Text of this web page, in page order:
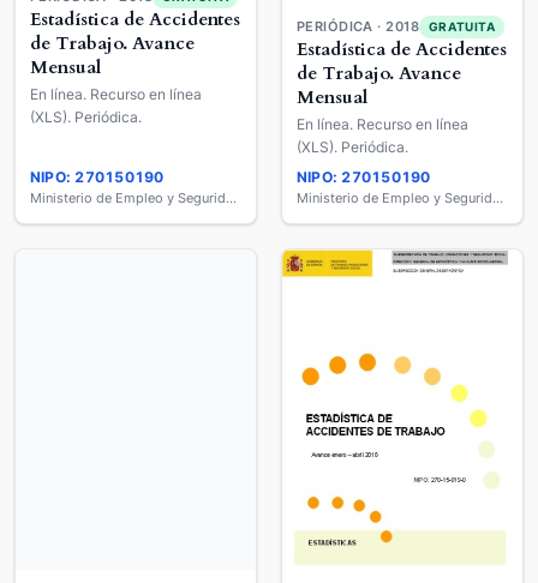
PERIÓDICA · 2018 GRATUITA
Estadística de Accidentes
de Trabajo. Avance
Mensual
En línea. Recurso en línea
NIPO: 270150190
Ministerio de Empleo y Seguridad Social
PERIÓDICA · 2018 GRATUITA
Estadística de Accidentes
de Trabajo. Avance
Mensual
En línea. Recurso en línea
(XLS). Periódica.
NIPO: 270150190
Ministerio de Empleo y Seguridad Social